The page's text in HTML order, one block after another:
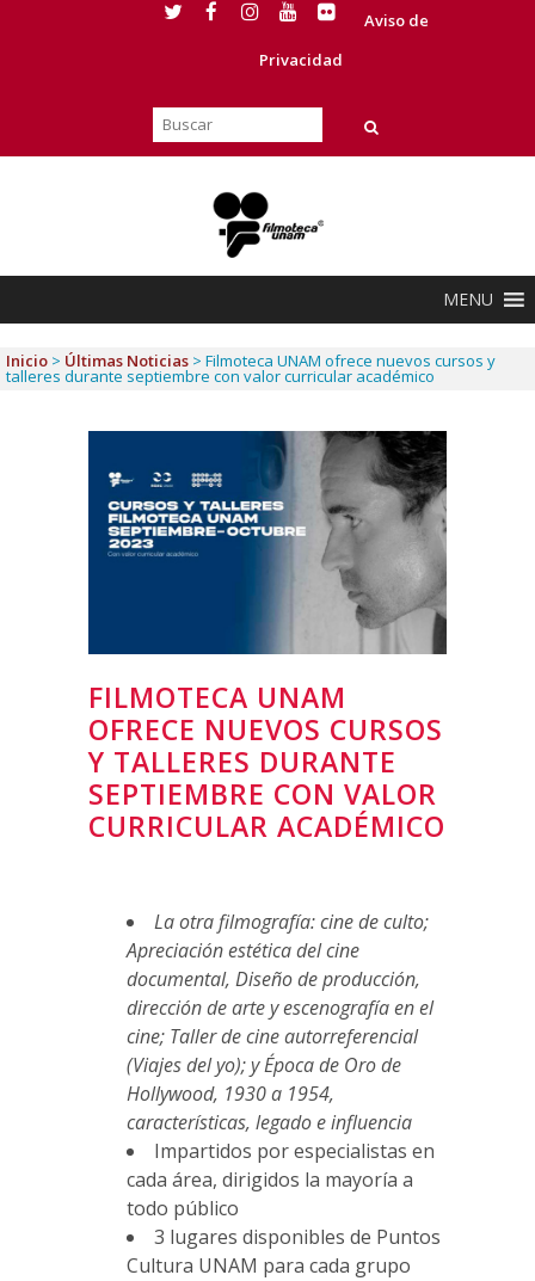
Aviso de
Privacidad
MENU
Inicio > Últimas Noticias > Filmoteca UNAM ofrece nuevos cursos y
talleres durante septiembre con valor curricular académico
FILMOTECA UNAM
OFRECE NUEVOS CURSOS
Y TALLERES DURANTE
SEPTIEMBRE CON VALOR
CURRICULAR ACADÉMICO
La otra filmografía: cine de culto;
Apreciación estética del cine
documental, Diseño de producción,
dirección de arte y escenografía en el
cine; Taller de cine autorreferencial
(Viajes del yo); y Época de Oro de
Hollywood, 1930 a 1954,
características, legado e influencia
Impartidos por especialistas en
cada área, dirigidos la mayoría a
todo público
3 lugares disponibles de Puntos
Cultura UNAM para cada grupo